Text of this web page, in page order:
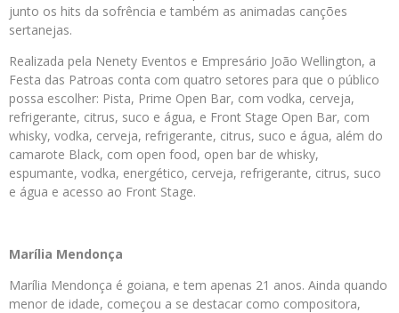
junto os hits da sofrência e também as animadas canções
sertanejas.
Realizada pela Nenety Eventos e Empresário João Wellington, a
Festa das Patroas conta com quatro setores para que o público
possa escolher: Pista, Prime Open Bar, com vodka, cerveja,
refrigerante, citrus, suco e água, e Front Stage Open Bar, com
whisky, vodka, cerveja, refrigerante, citrus, suco e água, além do
camarote Black, com open food, open bar de whisky,
espumante, vodka, energético, cerveja, refrigerante, citrus, suco
e água e acesso ao Front Stage.
Marília Mendonça
Marília Mendonça é goiana, e tem apenas 21 anos. Ainda quando
menor de idade, começou a se destacar como compositora,